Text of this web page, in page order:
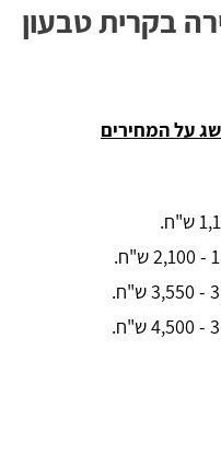
בקרית טבעון
על המחירים